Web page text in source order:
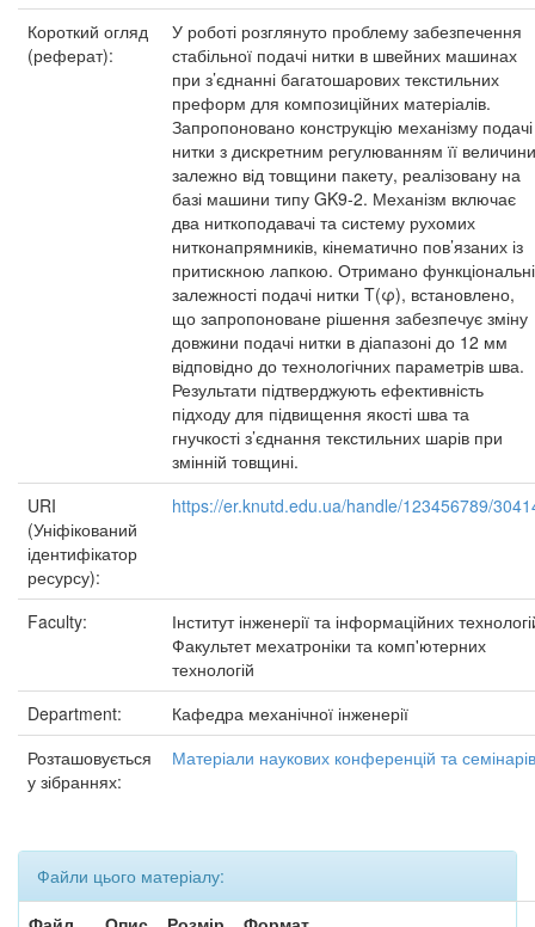
Короткий огляд
(реферат):
У роботі розглянуто проблему забезпечення
стабільної подачі нитки в швейних машинах
при з’єднанні багатошарових текстильних
преформ для композиційних матеріалів.
Запропоновано конструкцію механізму подачі
нитки з дискретним регулюванням її величини
залежно від товщини пакету, реалізовану на
базі машини типу GK9-2. Механізм включає
два ниткоподавачі та систему рухомих
нитконапрямників, кінематично пов’язаних із
притискною лапкою. Отримано функціональні
залежності подачі нитки T(φ), встановлено,
що запропоноване рішення забезпечує зміну
довжини подачі нитки в діапазоні до 12 мм
відповідно до технологічних параметрів шва.
Результати підтверджують ефективність
підходу для підвищення якості шва та
гнучкості з’єднання текстильних шарів при
змінній товщині.
URI
(Уніфікований
ідентифікатор
ресурсу):
https://er.knutd.edu.ua/handle/123456789/
Faculty:
Інститут інженерії та інформаційних
Факультет мехатроніки та комп'ютерних
технологій
Department:
Кафедра механічної інженерії
Розташовується
у зібраннях:
Матеріали наукових конференцій та семінарів
Файли цього матеріалу: